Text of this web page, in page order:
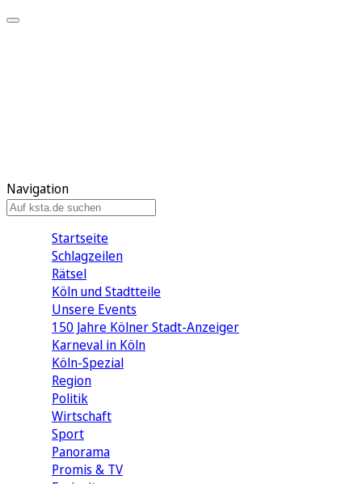
Navigation
Startseite
Schlagzeilen
Rätsel
Köln und Stadtteile
Unsere Events
150 Jahre Kölner Stadt-Anzeiger
Karneval in Köln
Köln-Spezial
Region
Politik
Wirtschaft
Sport
Panorama
Promis & TV